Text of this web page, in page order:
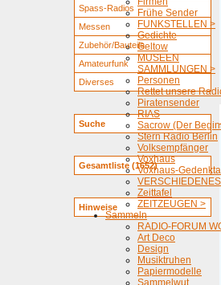
Frühe Sender
FUNKSTELLEN >
Gedichte
Geltow
MUSEEN
SAMMLUNGEN >
Personen
Rettet unsere
Piratensender
RIAS
Sacrow (Der
Stern Radio Berlin
Volksempfänger
Voxhaus
Voxhaus-
Zeittafel
ZEITZEUGEN >
Sammeln
RADIO-FORUM
Art Deco
Design
Musiktruhen
Papiermodelle
Sammelwut
Spass-Radios
Messen
Zubehör/Bauteile
Amateurfunk
Diverses
Suche
Gesamtliste (1652)
Hinweise